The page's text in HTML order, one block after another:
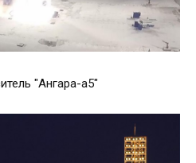
"Ангара-а5"